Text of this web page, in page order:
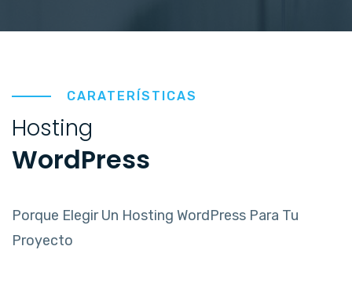
CARATERÍSTICAS
Hosting
WordPress
Porque Elegir Un Hosting WordPress Para Tu
Proyecto